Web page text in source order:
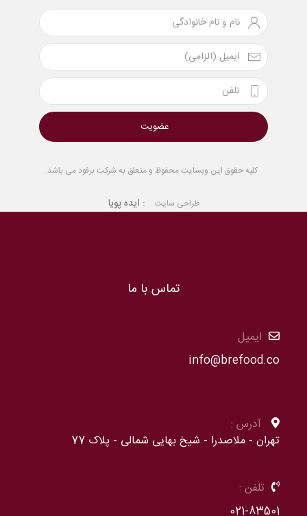
عضویت
کلیه حقوق این وبسایت محفوظ و متعلق به شرکت برفود می باشد..
طراحی سایت : ایده پویا
تماس با ما
ایمیل
info@brefood.co
آدرس :
تهران - ملاصدرا - شیخ بهایی شمالی - پلاک 77
تلفن :
021-83501